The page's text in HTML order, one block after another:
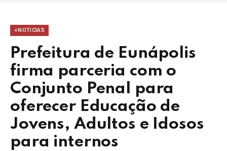
+NOTICIAS
Prefeitura de Eunápolis
firma parceria com o
Conjunto Penal para
oferecer Educação de
Jovens, Adultos e Idosos
para internos